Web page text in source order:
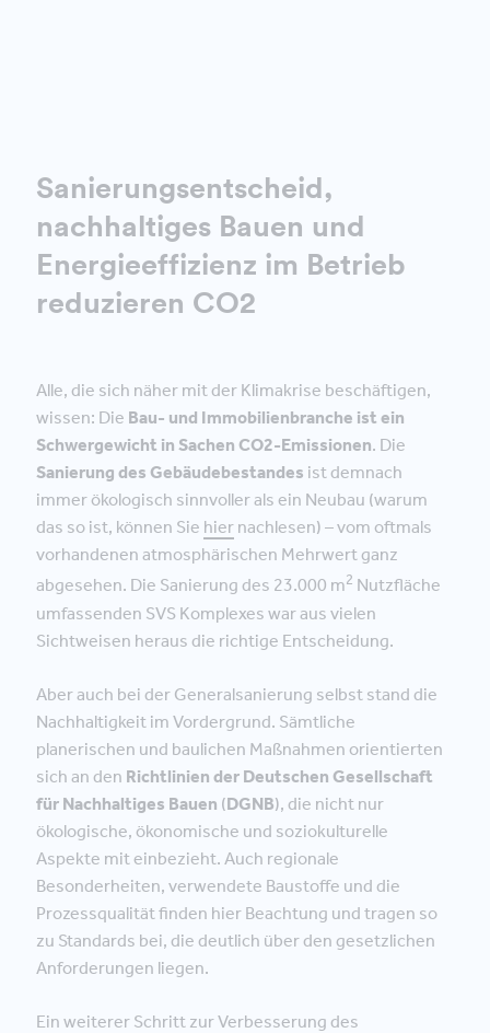
Sanierungsentscheid,
nachhaltiges Bauen und
Energieeffizienz im Betrieb
reduzieren CO2
Alle, die sich näher mit der Klimakrise beschäftigen,
wissen: Die Bau- und Immobilienbranche ist ein
Schwergewicht in Sachen CO2-Emissionen. Die
Sanierung des Gebäudebestandes ist demnach
immer ökologisch sinnvoller als ein Neubau (warum
das so ist, können Sie hier nachlesen) – vom oftmals
vorhandenen atmosphärischen Mehrwert ganz
abgesehen. Die Sanierung des 23.000 m2 Nutzfläche
umfassenden SVS Komplexes war aus vielen
Sichtweisen heraus die richtige Entscheidung.
Aber auch bei der Generalsanierung selbst stand die
Nachhaltigkeit im Vordergrund. Sämtliche
planerischen und baulichen Maßnahmen orientierten
sich an den Richtlinien der Deutschen Gesellschaft
für Nachhaltiges Bauen (DGNB), die nicht nur
ökologische, ökonomische und soziokulturelle
Aspekte mit einbezieht. Auch regionale
Besonderheiten, verwendete Baustoffe und die
Prozessqualität finden hier Beachtung und tragen so
zu Standards bei, die deutlich über den gesetzlichen
Anforderungen liegen.
Ein weiterer Schritt zur Verbesserung des